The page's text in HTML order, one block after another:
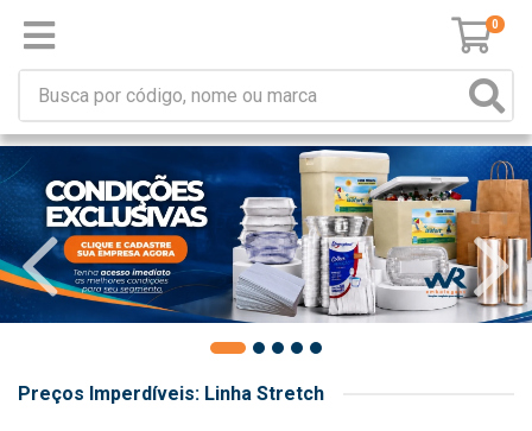
0
Preços Imperdíveis: Linha Stretch